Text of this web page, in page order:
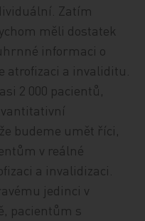
Zatím
měli dostatek
informaci o
atrofizaci a invaliditu.
2 000 pacientů,
budeme umět říci,
v reálné
a invalidizaci.
jedinci v
pacientům s